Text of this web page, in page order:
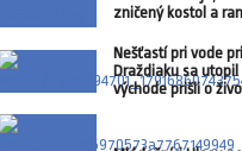
zničený kostol a
Nešťastí pri vode
Draždiaku sa
východe prišli o